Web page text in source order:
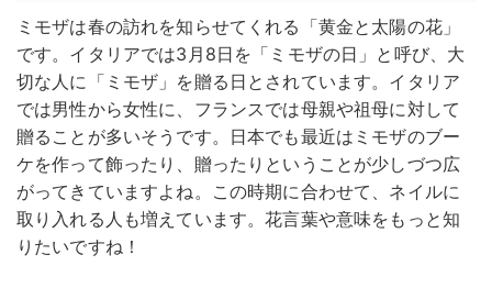
ミモザは春の訪れを知らせてくれる「黄金と太陽の花」
です。イタリアでは3月8日を「ミモザの日」と呼び、大
切な人に「ミモザ」を贈る日とされています。イタリア
では男性から女性に、フランスでは母親や祖母に対して
贈ることが多いそうです。日本でも最近はミモザのブー
ケを作って飾ったり、贈ったりということが少しづつ広
がってきていますよね。この時期に合わせて、ネイルに
取り入れる人も増えています。花言葉や意味をもっと知
りたいですね！